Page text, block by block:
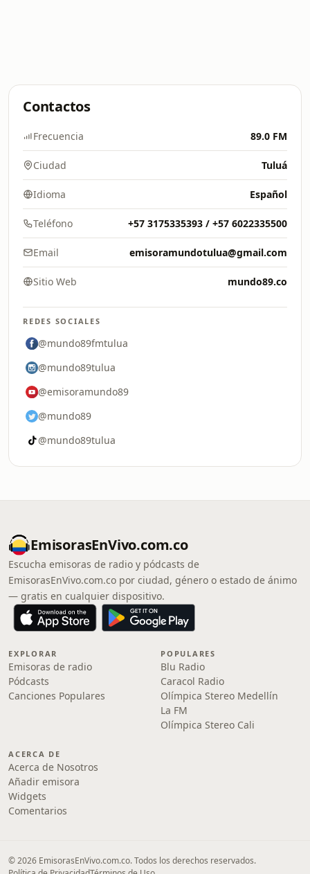
Contactos
Frecuencia 89.0 FM
Ciudad Tuluá
Idioma Español
Teléfono +57 3175335393 / +57 6022335500
Email emisoramundotulua@gmail.com
Sitio Web mundo89.co
REDES SOCIALES
@mundo89fmtulua
@mundo89tulua
@emisoramundo89
@mundo89
@mundo89tulua
EmisorasEnVivo.com.co
Escucha emisoras de radio y pódcasts de
EmisorasEnVivo.com.co por ciudad, género o estado de ánimo
— gratis en cualquier dispositivo.
EXPLORAR
Emisoras de radio
Pódcasts
Canciones Populares
POPULARES
Blu Radio
Caracol Radio
Olímpica Stereo Medellín
La FM
Olímpica Stereo Cali
ACERCA DE
Acerca de Nosotros
Añadir emisora
Widgets
Comentarios
© 2026 EmisorasEnVivo.com.co. Todos los derechos reservados.